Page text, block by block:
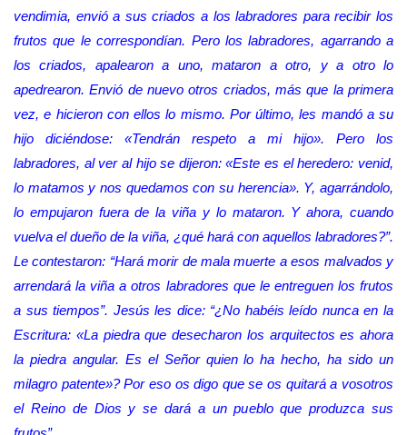
vendimia, envió a sus criados a los labradores para recibir los
frutos que le correspondían. Pero los labradores, agarrando a
los criados, apalearon a uno, mataron a otro, y a otro lo
apedrearon. Envió de nuevo otros criados, más que la primera
vez, e hicieron con ellos lo mismo. Por último, les mandó a su
hijo diciéndose: «Tendrán respeto a mi hijo». Pero los
labradores, al ver al hijo se dijeron: «Este es el heredero: venid,
lo matamos y nos quedamos con su herencia». Y, agarrándolo,
lo empujaron fuera de la viña y lo mataron. Y ahora, cuando
vuelva el dueño de la viña, ¿qué hará con aquellos labradores?”.
Le contestaron: “Hará morir de mala muerte a esos malvados y
arrendará la viña a otros labradores que le entreguen los frutos
a sus tiempos”. Jesús les dice: “¿No habéis leído nunca en la
Escritura: «La piedra que desecharon los arquitectos es ahora
la piedra angular. Es el Señor quien lo ha hecho, ha sido un
milagro patente»? Por eso os digo que se os quitará a vosotros
el Reino de Dios y se dará a un pueblo que produzca sus